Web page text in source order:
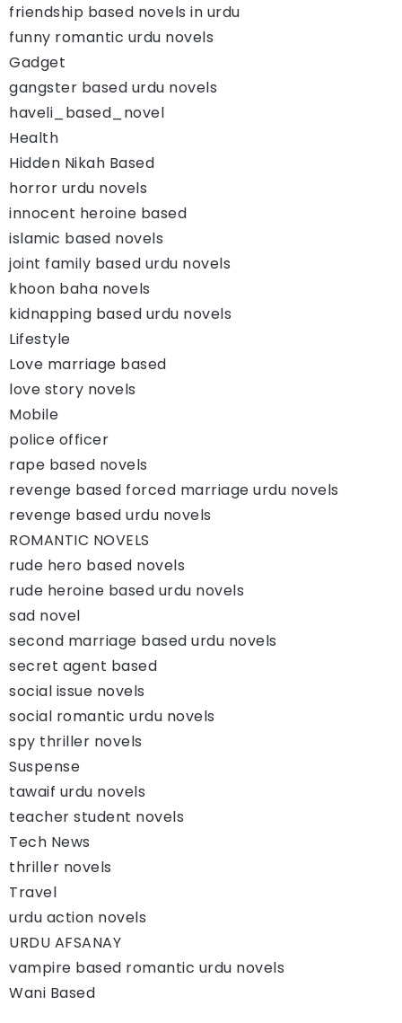
friendship based novels in urdu
funny romantic urdu novels
Gadget
gangster based urdu novels
haveli_based_novel
Health
Hidden Nikah Based
horror urdu novels
innocent heroine based
islamic based novels
joint family based urdu novels
khoon baha novels
kidnapping based urdu novels
Lifestyle
Love marriage based
love story novels
Mobile
police officer
rape based novels
revenge based forced marriage urdu novels
revenge based urdu novels
ROMANTIC NOVELS
rude hero based novels
rude heroine based urdu novels
sad novel
second marriage based urdu novels
secret agent based
social issue novels
social romantic urdu novels
spy thriller novels
Suspense
tawaif urdu novels
teacher student novels
Tech News
thriller novels
Travel
urdu action novels
URDU AFSANAY
vampire based romantic urdu novels
Wani Based